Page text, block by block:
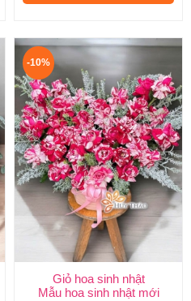
-10%
Giỏ hoa sinh nhật
Mẫu hoa sinh nhật mới